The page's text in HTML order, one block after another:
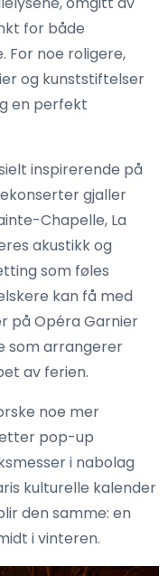
for både
For noe roligere,
og kunststiftelser
en perfekt
inspirerende på
gjaller
Chapelle, La
akustikk og
som føles
kan få med
på Opéra Garnier
som arrangerer
av ferien.
noe mer
pop-up
i nabolag
kulturelle kalender
den samme: en
i vinteren.